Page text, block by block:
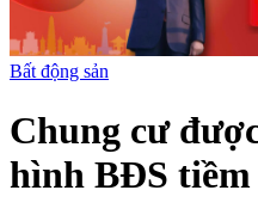
Bất động sản
Chung cư
hình BĐS tiềm